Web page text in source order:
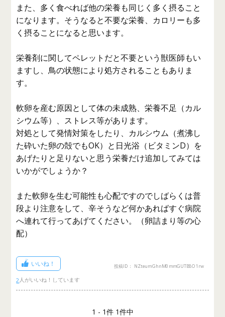
また、多く食べれば他の栄養も同じく多く摂ること
になります。そうなると不要な栄養、カロリーも多
く摂ることになると思います。
栄養剤に関してペレットだと不要という獣医師もい
ますし、鳥の状態により処方されることもありま
す。
軟卵を産む原因として体の未成熟、栄養不足（カル
シウム等）、ストレス等があります。
対処として発情対策をしたり、カルシウム（煮沸し
た砕いた卵の殻でもOK）と日光浴（ビタミンD）を
あげたりと足りないと思う栄養だけ追加してみては
いかがでしょうか？
また軟卵を生む可能性も心配ですのでしばらくは普
段より注意をして、辛そうなど何かあればすぐ病院
へ連れて行ってあげてください。（卵詰まり等の心
配）
いいね！
2
投稿ID： NZteumGhnM0mmGUTB8O1rw
1 - 1件 1件中